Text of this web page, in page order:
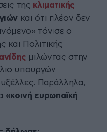
της κλιματικής
και ότι πλέον δεν
τόνισε ο
και Πολιτικής
μιλώντας στην
υπουργών
Παράλληλα,
«κοινή ευρωπαϊκή